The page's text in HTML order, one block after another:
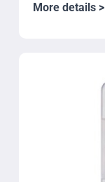
More details >